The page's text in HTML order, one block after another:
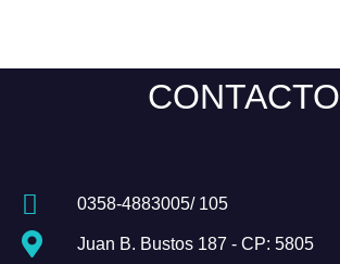
CONTACTO
0358-4883005/ 105
Juan B. Bustos 187 - CP: 5805